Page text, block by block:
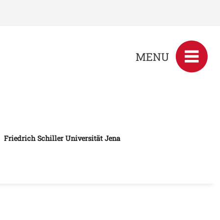
MENU
Friedrich Schiller Universität Jena